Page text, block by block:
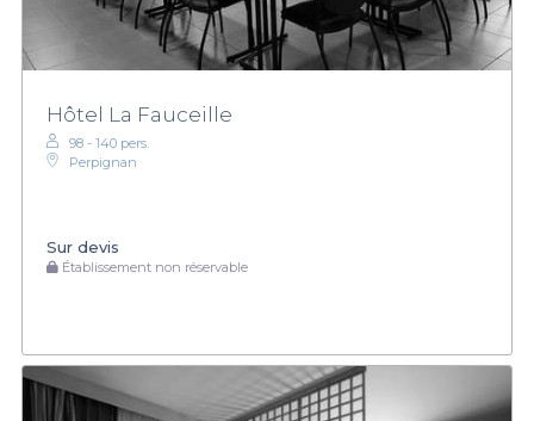
Hôtel La Fauceille
98 - 140 pers.
Perpignan
Sur devis
Établissement non réservable